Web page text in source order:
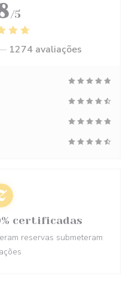
/5
1274 avaliações
certificadas
reservas submeteram